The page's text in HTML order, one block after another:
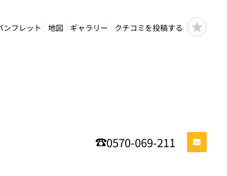
ンフレット 地図 ギャラリー クチコミを投稿する
0570-069-211